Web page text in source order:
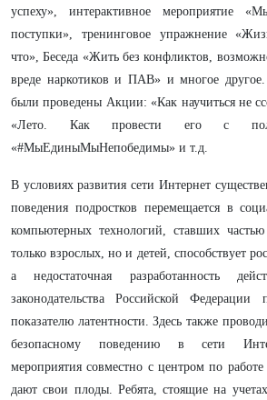
успеху», интерактивное мероприятие
поступки», тренинговое упражнение
что», Беседа «Жить без конфликтов,
вреде наркотиков и ПАВ» и многое
были проведены Акции: «Как научиться не
«Лето. Как провести его с
«#МыЕдиныМыНепобедимы» и т.д.
В условиях развития сети Интернет
поведения подростков перемещается в
компьютерных технологий, ставших
только взрослых, но и детей, способствует
а недостаточная разработанность
законодательства Российской
показателю латентности. Здесь также
безопасному поведению в сети
мероприятия совместно с центром по
дают свои плоды. Ребята, стоящие на